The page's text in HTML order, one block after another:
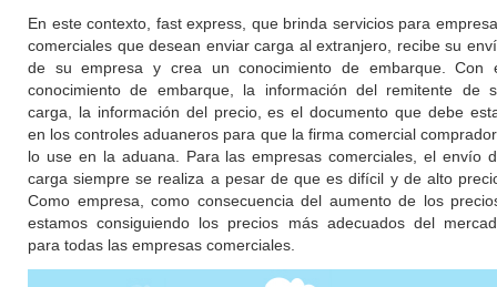
En este contexto, fast express, que brinda servicios para
comerciales que desean enviar carga al extranjero, recibe su
de su empresa y crea un conocimiento de embarque. Con
conocimiento de embarque, la información del remitente de
carga, la información del precio, es el documento que debe
en los controles aduaneros para que la firma comercial
lo use en la aduana. Para las empresas comerciales, el envío
carga siempre se realiza a pesar de que es difícil y de alto
Como empresa, como consecuencia del aumento de los
estamos consiguiendo los precios más adecuados del
para todas las empresas comerciales.